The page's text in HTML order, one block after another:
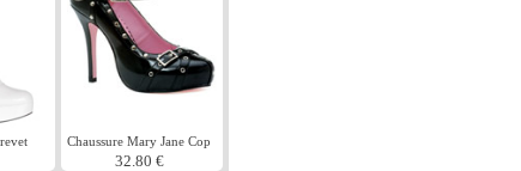
Chaussure Mary Jane Cop
32.80 €